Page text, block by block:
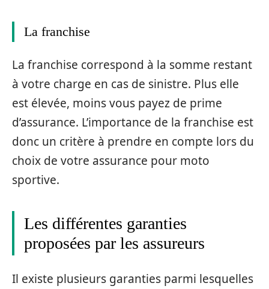
La franchise
La franchise correspond à la somme restant
à votre charge en cas de sinistre. Plus elle
est élevée, moins vous payez de prime
d’assurance. L’importance de la franchise est
donc un critère à prendre en compte lors du
choix de votre assurance pour moto
sportive.
Les différentes garanties
proposées par les assureurs
Il existe plusieurs garanties parmi lesquelles